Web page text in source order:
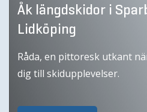
Åk längdskidor i
Lidköping
Råda, en pittoresk utkant
dig till skidupplevelser.